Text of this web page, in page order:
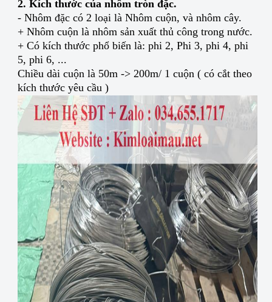
2. Kích thước của nhôm tròn đặc.
- Nhôm đặc có 2 loại là Nhôm cuộn, và nhôm cây.
+ Nhôm cuộn là nhôm sản xuất thủ công trong nước.
+ Có kích thước phổ biến là: phi 2, Phi 3, phi 4, phi
5, phi 6, ...
Chiều dài cuộn là 50m -> 200m/ 1 cuộn ( có cắt theo
kích thước yêu cầu )